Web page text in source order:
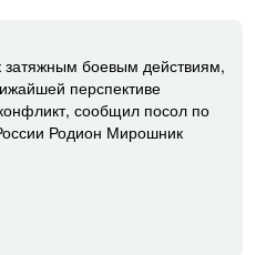
и Вход
затяжным боевым действиям,
перспективе
сообщил посол по
Родион Мирошник